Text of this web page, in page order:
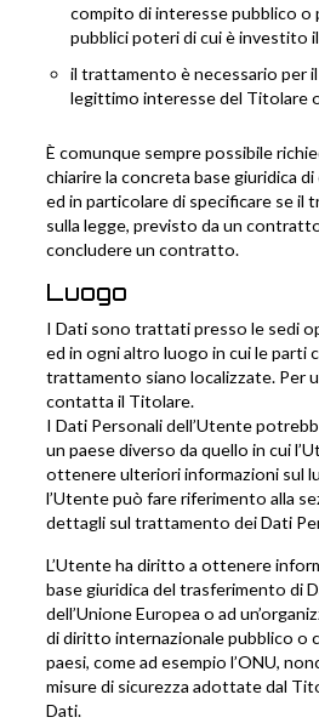
compito di interesse pubblico o
pubblici poteri di cui è investito
il trattamento è necessario per
legittimo interesse del Titolare
È comunque sempre possibile
chiarire la concreta base giuridica
ed in particolare di specificare se il
sulla legge, previsto da un
concludere un contratto.
Luogo
I Dati sono trattati presso le sedi
ed in ogni altro luogo in cui le parti
trattamento siano localizzate. Per
contatta il Titolare.
I Dati Personali dell’Utente
un paese diverso da quello in cui
ottenere ulteriori informazioni sul
l’Utente può fare riferimento alla
dettagli sul trattamento dei Dati
L’Utente ha diritto a ottenere
base giuridica del trasferimento di
dell’Unione Europea o ad
di diritto internazionale pubblico o
paesi, come ad esempio l’ONU,
misure di sicurezza adottate dal
Dati.